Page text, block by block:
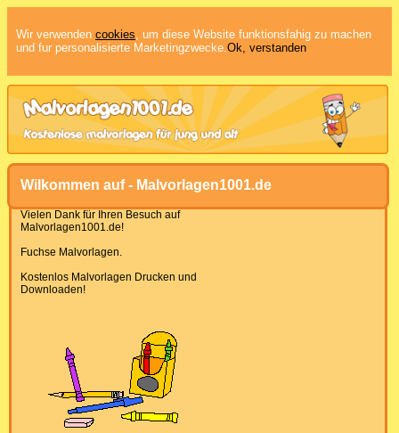
Wir verwenden cookies, um diese Website funktionsfahig zu machen
und fur personalisierte Marketingzwecke.Ok, verstanden
Wilkommen auf - Malvorlagen1001.de
Vielen Dank für Ihren Besuch auf
Malvorlagen1001.de!
Fuchse Malvorlagen.
Kostenlos Malvorlagen Drucken und
Downloaden!